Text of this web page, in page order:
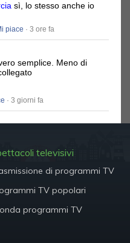
sì, lo stesso anche io
piace · 3 ore fa
semplice. Meno di
· 3 giorni fa
televisivi
di programmi TV
TV popolari
programmi TV